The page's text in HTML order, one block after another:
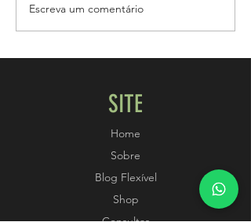
Escreva um comentário
SITE
Home
Sobre
Blog Flexível
Shop